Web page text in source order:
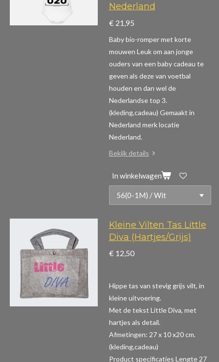
Nederland
€ 21,95
Baby bio-romper met korte
mouwen Leuk om aan jonge
ouders van een baby cadeau te
geven als deze van voetbal
houden en dan wel de
Nederlandse top 3.
(kleding,cadeau) Gemaakt in
Nederland merk locatie
Nederland.
Bekijk details
In winkelwagen
Kleine Vilten Tas Little
Diva (Hartjes/Grijs)
€ 12,50
Hippe tas van stevig grijs vilt, in
kleine uitvoering.
Met de tekst Little Diva, met
hartjes als detail.
Afmetingen: 27 x 10 x20 cm.
(kleding,cadeau)
Product specificaties Lengte 27